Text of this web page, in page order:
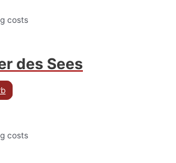
costs
des Sees
costs